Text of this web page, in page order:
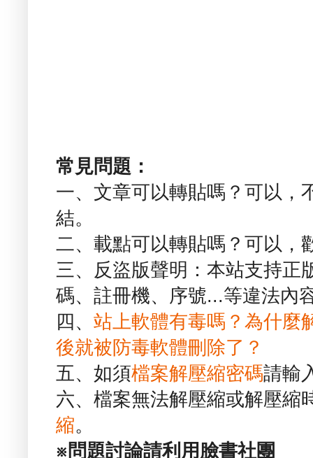
常見問題：
一、文章可以轉貼嗎？可以，
結。
二、載點可以轉貼嗎？可以，
三、反盜版聲明：本站支持正
碼、註冊機、序號...等違法內
四、 站上軟體有毒嗎？為什麼
後就被防毒軟體刪除了？
五、如須檔案解壓縮密碼請輸
六、檔案無法解壓縮或解壓縮
縮。
※問題討論請利用臉書社團